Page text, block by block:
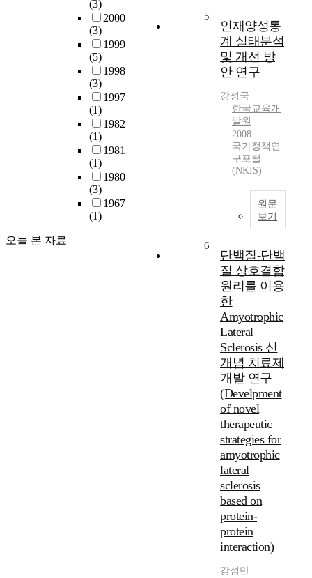
(3)
2000
(3)
1999
(5)
1998
(3)
1997
(1)
1982
(1)
1981
(1)
1980
(3)
1967
(1)
오늘 본 자료
5
인재양성통
계 실태분석
및 개선 방
안 연구
강성국
한국교육개
발원
2008
국가정책연
구포털
(NKIS)
원문
보기
6
단백질-단백
질 상호결합
원리를 이용
한
Amyotrophic
Lateral
Sclerosis 신
개념 치료제
개발 연구
(Develpment
of novel
therapeutic
strategies for
amyotrophic
lateral
sclerosis
based on
protein-
protein
interaction)
강성만